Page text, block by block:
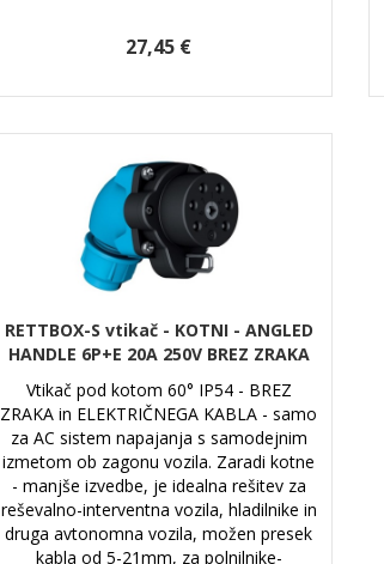
27,45 €
RETTBOX-S vtikač - KOTNI - ANGLED
HANDLE 6P+E 20A 250V BREZ ZRAKA
Vtikač pod kotom 60° IP54 - BREZ
ZRAKA in ELEKTRIČNEGA KABLA - samo
za AC sistem napajanja s samodejnim
izmetom ob zagonu vozila. Zaradi kotne
- manjše izvedbe, je idealna rešitev za
reševalno-interventna vozila, hladilnike in
druga avtonomna vozila, možen presek
kabla od 5-21mm, za polnilnike-